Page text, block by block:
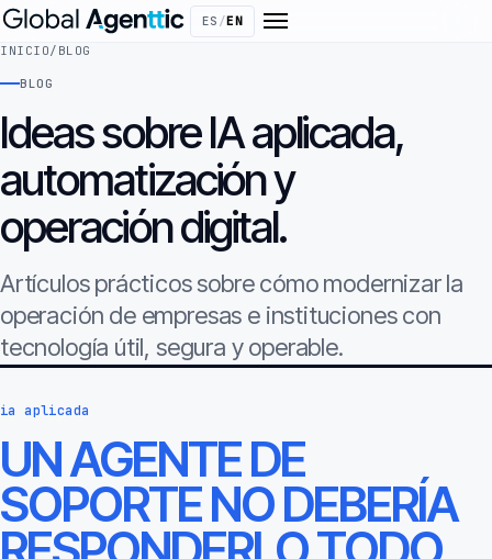
ES /EN
INICIO/ BLOG
BLOG
Ideas sobre IA aplicada,
automatización y
operación digital.
Artículos prácticos sobre cómo modernizar la
operación de empresas e instituciones con
tecnología útil, segura y operable.
ia aplicada
UN AGENTE DE
SOPORTE NO DEBERÍA